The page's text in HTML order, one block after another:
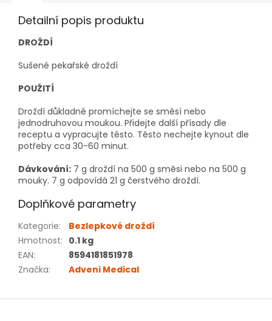
Detailní popis produktu
DROŽDÍ
Sušené pekařské droždí
POUŽITÍ
Droždí důkladně promíchejte se směsí nebo
jednodruhovou moukou. Přidejte další přísady dle
receptu a vypracujte těsto. Těsto nechejte kynout dle
potřeby cca 30-60 minut.
Dávkování: 7 g droždí na 500 g směsi nebo na 500 g
mouky. 7 g odpovídá 21 g čerstvého droždí.
Doplňkové parametry
Kategorie:
Bezlepkové droždí
Hmotnost: 0.1 kg
EAN:
8594181851978
Značka: Adveni Medical
Z